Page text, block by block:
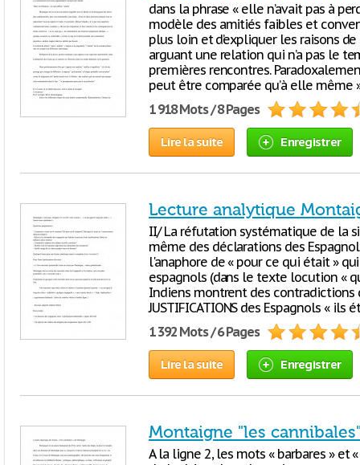
dans la phrase « elle n’avait pas à
modèle des amitiés faibles et
plus loin et d’expliquer les raisons
arguant une relation qui n’a pas le
premières rencontres.
peut être comparée qu’à elle
1 918 Mots / 8 Pages
Lire la suite Enregistrer
Lecture analytique
II/ La réfutation systématique de la
même des déclarations des
l'anaphore de « pour ce qui était »
espagnols (dans le texte locution «
Indiens montrent des contradictions
JUSTIFICATIONS des Espagnols « ils
1 392 Mots / 6 Pages
Lire la suite Enregistrer
Montaigne "les
A la ligne 2, les mots « barbares » et